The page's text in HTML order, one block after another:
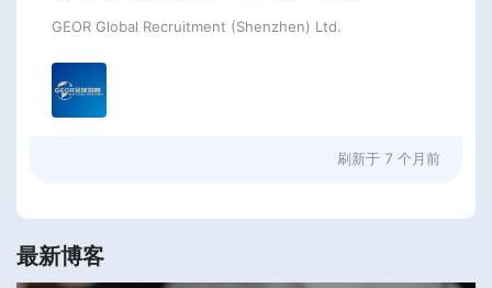
GEOR Global Recruitment (Shenzhen) Ltd.
刷新于 7 个月前
最新博客